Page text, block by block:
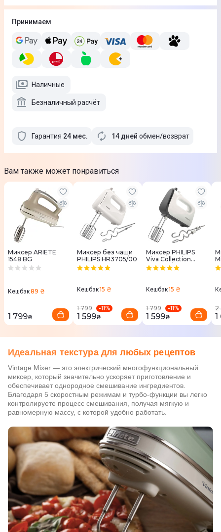
Принимаем
Наличные
Безналичный расчёт
Гарантия 24 мес. 14 дней обмен/возврат
Вам также может понравиться
Миксер ARIETE
1548 BG
Кешбэк89 ₴
1 799₴
Миксер без чаши
PHILIPS HR3705/00
Кешбэк15 ₴
1 799 -11%
1 599₴
Миксер PHILIPS
Viva Collection
HR3740/00
Кешбэк15 ₴
1 799 -11%
1 599₴
2
1
Идеальная текстура для любых рецептов
Vintage Mixer — это электрический многофункциональный
миксер, который значительно ускоряет приготовление и
обеспечивает однородное смешивание ингредиентов.
Благодаря 5 скоростным режимам и турбо-функции вы легко
контролируете процесс смешивания, получая мягкую и
равномерную массу, с которой удобно работать.